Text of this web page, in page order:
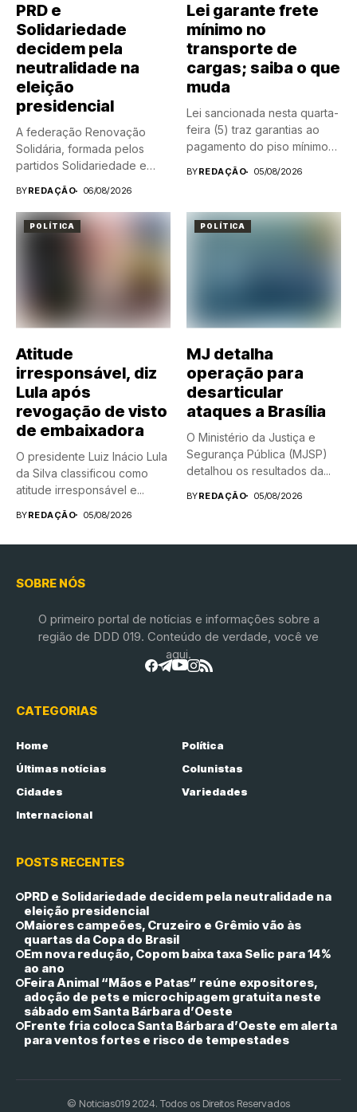
PRD e
Solidariedade
decidem pela
neutralidade na
eleição
presidencial
A federação Renovação
Solidária, formada pelos
partidos Solidariedade e
BYREDAÇÃO 06/08/2026
Lei garante frete
mínimo no
transporte de
cargas; saiba o que
muda
Lei sancionada nesta quarta-
feira (5) traz garantias ao
pagamento do piso mínimo
BYREDAÇÃO 05/08/2026
POLÍTICA
Atitude
irresponsável, diz
Lula após
revogação de visto
de embaixadora
O presidente Luiz Inácio Lula
da Silva classificou como
atitude irresponsável e...
BYREDAÇÃO 05/08/2026
POLÍTICA
MJ detalha
operação para
desarticular
ataques a Brasília
O Ministério da Justiça e
Segurança Pública (MJSP)
detalhou os resultados da...
BYREDAÇÃO 05/08/2026
SOBRE NÓS
O primeiro portal de notícias e informações sobre a
região de DDD 019. Conteúdo de verdade, você ve
aqui.
CATEGORIAS
Home
Política
Últimas notícias
Colunistas
Cidades
Variedades
Internacional
POSTS RECENTES
PRD e Solidariedade decidem pela neutralidade na
eleição presidencial
Maiores campeões, Cruzeiro e Grêmio vão às
quartas da Copa do Brasil
Em nova redução, Copom baixa taxa Selic para 14%
ao ano
Feira Animal “Mãos e Patas” reúne expositores,
adoção de pets e microchipagem gratuita neste
sábado em Santa Bárbara d’Oeste
Frente fria coloca Santa Bárbara d’Oeste em alerta
para ventos fortes e risco de tempestades
© Noticias019 2024. Todos os Direitos Reservados